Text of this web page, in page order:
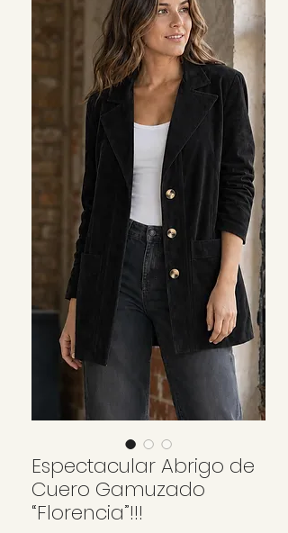
Espectacular Abrigo de
Cuero Gamuzado
“Florencia”!!!